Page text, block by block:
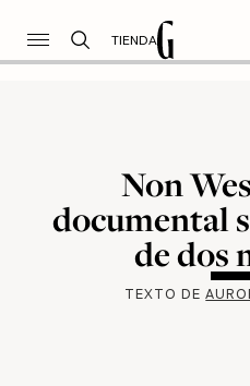
TIENDA
Non
documental
de dos
TEXTO DE